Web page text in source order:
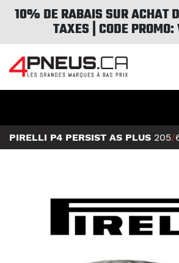
10% DE RABAIS SUR ACHAT
TAXES | CODE
PIRELLI P4 PERSIST AS PLUS 205/